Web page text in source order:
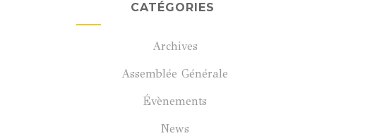
CATÉGORIES
Archives
Assemblée Générale
Évènements
News